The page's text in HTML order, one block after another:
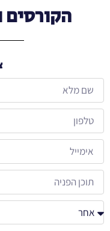
הקורסים